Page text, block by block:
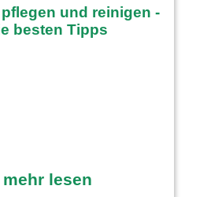
mehr lesen